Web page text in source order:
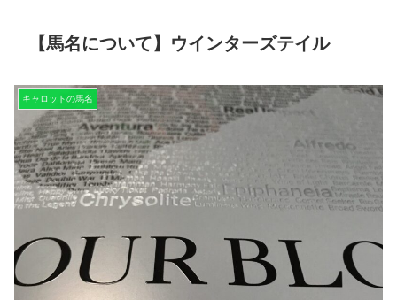
【馬名について】ウインターズテイル
キャロットの馬名